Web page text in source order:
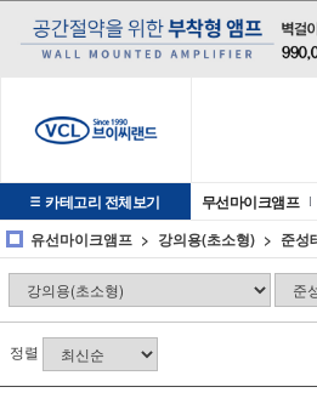
카테고리 전체보기 무선마이크앰프
유선마이크앰프
강의용(초소형) 준성
정렬